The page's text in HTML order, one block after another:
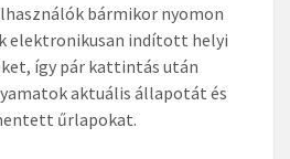
bármikor nyomon
elektronikusan indított helyi
így pár kattintás után
aktuális állapotát és
űrlapokat.